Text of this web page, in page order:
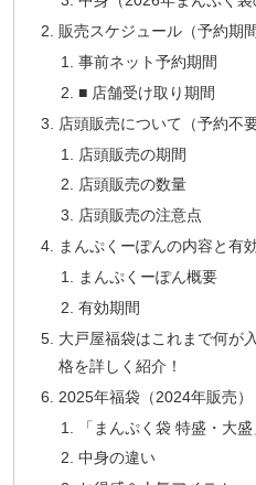
販売スケジュール（予約期
事前ネット予約期間
■ 店舗受け取り期間
店頭販売について（予約不
店頭販売の期間
店頭販売の数量
店頭販売の注意点
まんぷくーぽんの内容と有
まんぷくーぽん概要
有効期間
大戸屋福袋はこれまで何が
格を詳しく紹介！
2025年福袋（2024年販売）
「まんぷく袋 特盛・大盛
中身の違い